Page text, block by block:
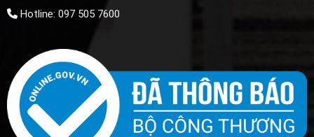
Hotline: 097 505 7600